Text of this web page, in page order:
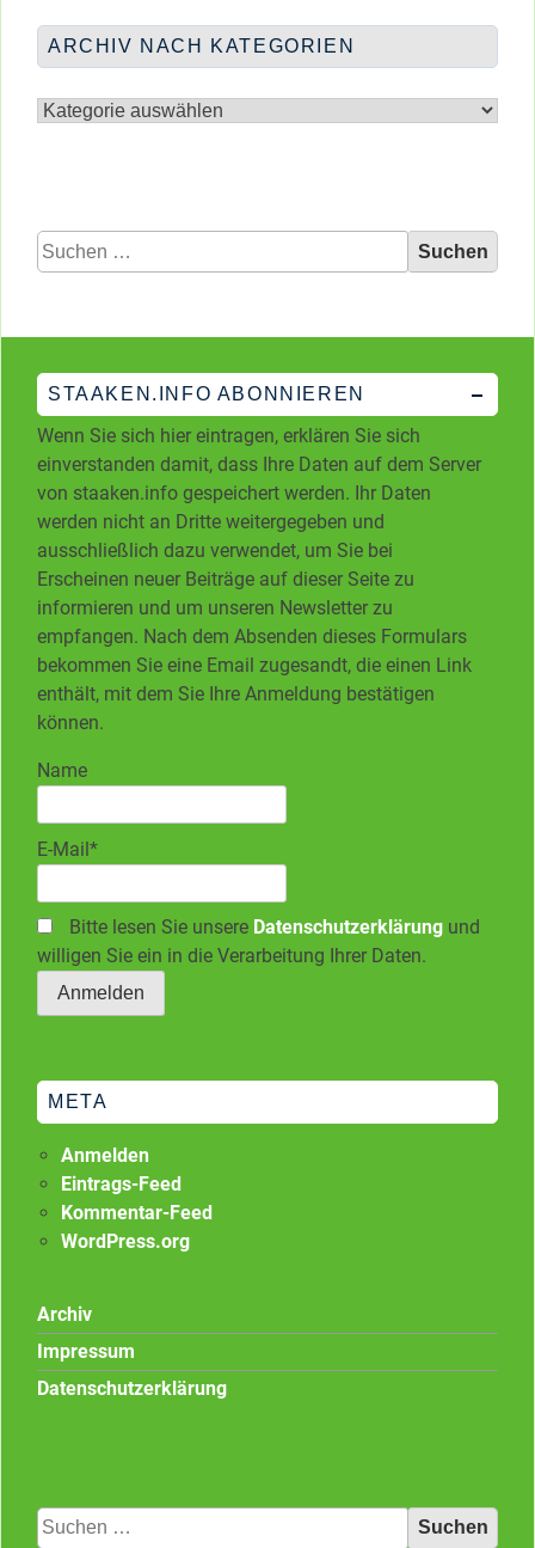
ARCHIV NACH KATEGORIEN
nach
Suchen
nach:
STAAKEN.INFO ABONNIEREN
Wenn Sie sich hier eintragen, erklären Sie sich
einverstanden damit, dass Ihre Daten auf dem Server
von staaken.info gespeichert werden. Ihr Daten
werden nicht an Dritte weitergegeben und
ausschließlich dazu verwendet, um Sie bei
Erscheinen neuer Beiträge auf dieser Seite zu
informieren und um unseren Newsletter zu
empfangen. Nach dem Absenden dieses Formulars
bekommen Sie eine Email zugesandt, die einen Link
enthält, mit dem Sie Ihre Anmeldung bestätigen
können.
Name
E-Mail*
Bitte lesen Sie unsere Datenschutzerklärung und
willigen Sie ein in die Verarbeitung Ihrer Daten.
META
Anmelden
Eintrags-Feed
Kommentar-Feed
WordPress.org
Archiv
Impressum
Datenschutzerklärung
Suchen